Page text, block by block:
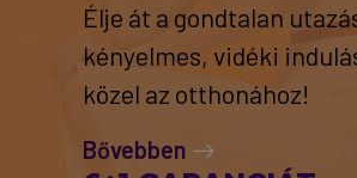
Élje át a gondtalan
kényelmes, vidéki
közel az otthonához!
Bővebben